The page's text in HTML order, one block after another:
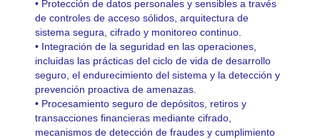
• Protección de datos personales y sensibles a través
de controles de acceso sólidos, arquitectura de
sistema segura, cifrado y monitoreo continuo.
• Integración de la seguridad en las operaciones,
incluidas las prácticas del ciclo de vida de desarrollo
seguro, el endurecimiento del sistema y la detección y
prevención proactiva de amenazas.
• Procesamiento seguro de depósitos, retiros y
transacciones financieras mediante cifrado,
mecanismos de detección de fraudes y cumplimiento